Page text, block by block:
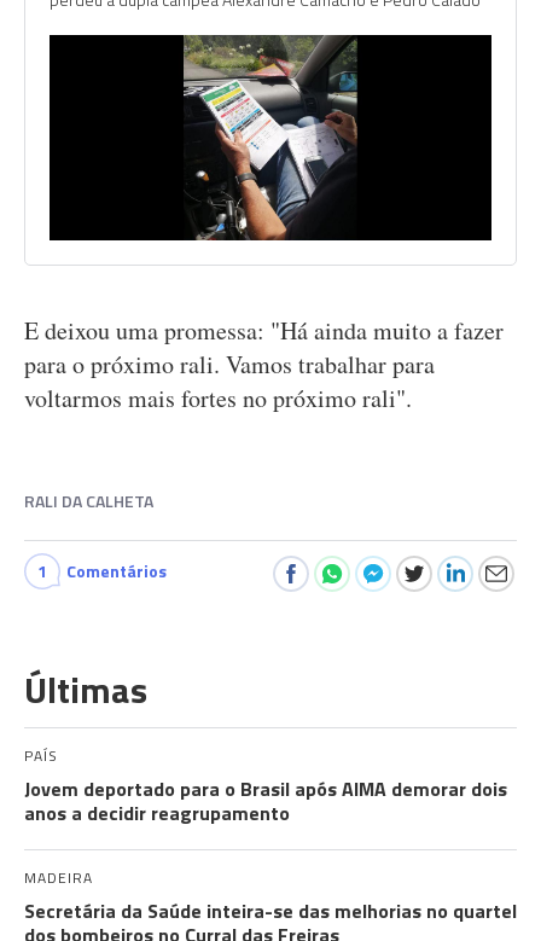
E deixou uma promessa: "Há ainda muito a fazer
para o próximo rali. Vamos trabalhar para
voltarmos mais fortes no próximo rali".
RALI DA CALHETA
1 Comentários
Últimas
PAÍS
Jovem deportado para o Brasil após AIMA demorar dois
anos a decidir reagrupamento
MADEIRA
Secretária da Saúde inteira-se das melhorias no quartel
dos bombeiros no Curral das Freiras